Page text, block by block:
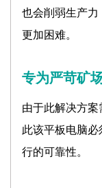
也会削弱生产
更加困难。
专为严苛矿
由于此解决方
此该平板电脑
行的可靠性。